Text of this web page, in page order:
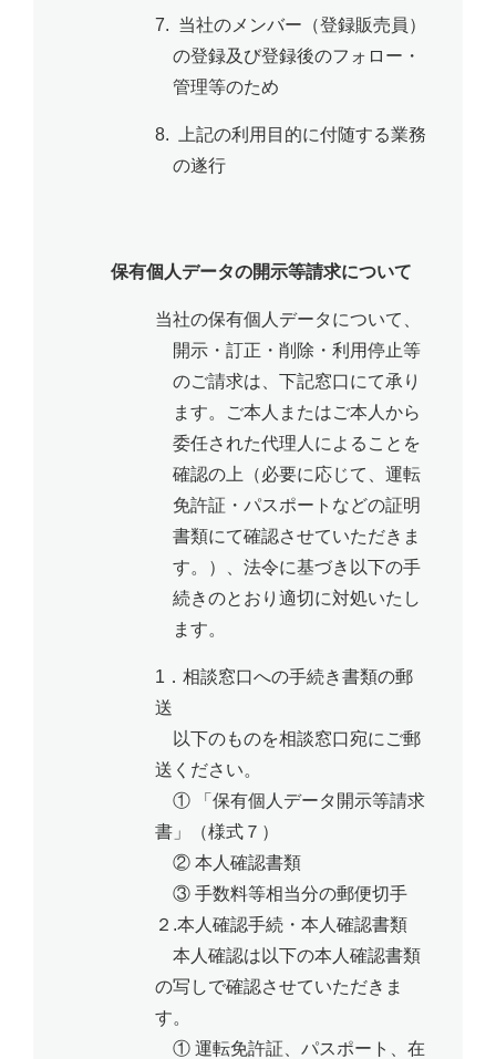
7. 当社のメンバー（登録販売員）
の登録及び登録後のフォロー・
管理等のため
8. 上記の利用目的に付随する業務
の遂行
保有個人データの開示等請求について
当社の保有個人データについて、
開示・訂正・削除・利用停止等
のご請求は、下記窓口にて承り
ます。ご本人またはご本人から
委任された代理人によることを
確認の上（必要に応じて、運転
免許証・パスポートなどの証明
書類にて確認させていただきま
す。）、法令に基づき以下の手
続きのとおり適切に対処いたし
ます。
1．相談窓口への手続き書類の郵
送
以下のものを相談窓口宛にご郵
送ください。
① 「保有個人データ開示等請求
書」（様式７）
② 本人確認書類
③ 手数料等相当分の郵便切手
２.本人確認手続・本人確認書類
本人確認は以下の本人確認書類
の写しで確認させていただきま
す。
① 運転免許証、パスポート、在